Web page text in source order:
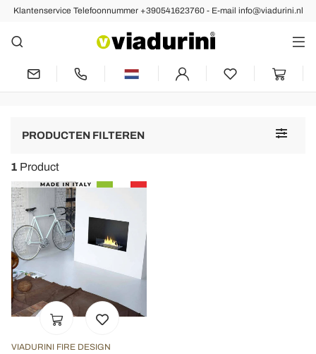
Klantenservice Telefoonnummer +390541623760 - E-mail info@viadurini.nl
Bioethanol Inbouwhaarden,
Ontworpen en Gemaakt in Italië
Toggle
PRODUCTEN FILTEREN
1 Product
VIADURINI FIRE DESIGN